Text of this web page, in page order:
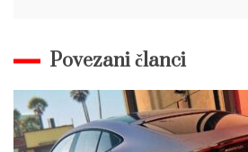
Povezani članci